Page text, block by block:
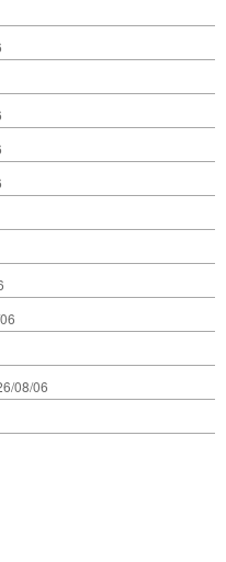
08/06